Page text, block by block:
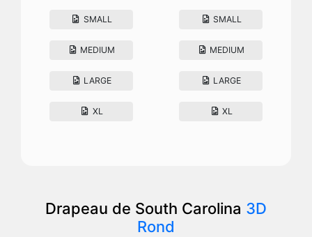
SMALL
MEDIUM
LARGE
XL
SMALL
MEDIUM
LARGE
XL
Drapeau de South Carolina 3D
Rond